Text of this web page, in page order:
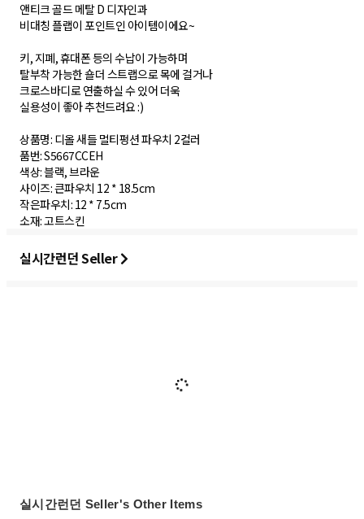
앤티크 골드 메탈 D 디자인과
비대칭 플랩이 포인트인 아이템이에요~
키, 지폐, 휴대폰 등의 수납이 가능하며
탈부착 가능한 숄더 스트랩으로 목에 걸거나
크로스바디로 연출하실 수 있어 더욱
실용성이 좋아 추천드려요 :)
상품명: 디올 새들 멀티펑션 파우치 2컬러
품번: S5667CCEH
색상: 블랙, 브라운
사이즈: 큰파우치 12 * 18.5cm
작은파우치: 12 * 7.5cm
실시간런던 Seller
실시간런던 Seller's Other Items